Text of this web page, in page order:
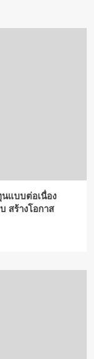
แบบต่อเนื่อง
สร้างโอกาส